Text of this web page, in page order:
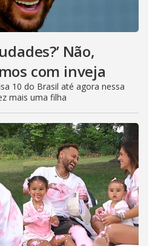
Não,
com inveja
10 do Brasil até agora nessa
mais uma filha